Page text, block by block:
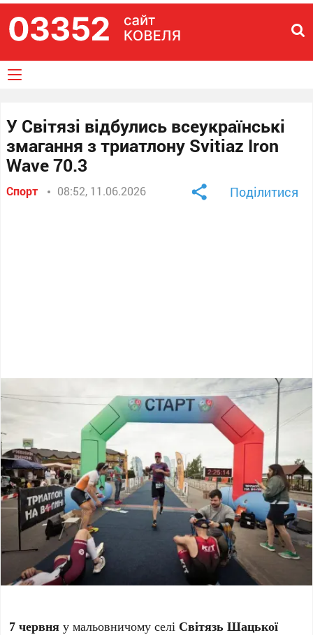
У Світязі відбулись всеукраїнські
змагання з триатлону Svitiaz Iron
Wave 70.3
Спорт 08:52, 11.06.2026 Поділитися
7 червня у мальовничому селі Світязь Шацької